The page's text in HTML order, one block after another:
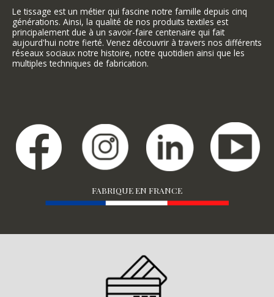
Le tissage est un métier qui fascine notre famille depuis cinq
générations. Ainsi, la qualité de nos produits textiles est
principalement due à un savoir-faire centenaire qui fait
aujourd'hui notre fierté. Venez découvrir à travers nos différents
réseaux sociaux notre histoire, notre quotidien ainsi que les
multiples techniques de fabrication.
FABRIQUE EN FRANCE